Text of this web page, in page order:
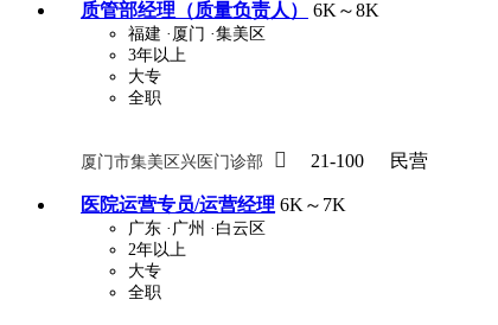
质管部经理（质量负责人）
6K～8K
福建 ·厦门 ·集美区
3年以上
大专
全职
厦门市集美区兴医门诊部  21-100
民营
医院运营专员/运营经理 6K～7K
广东 ·广州 ·白云区
2年以上
大专
全职